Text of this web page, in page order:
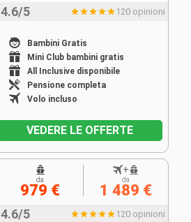
4.6/5 120 opinioni
Bambini Gratis
Mini Club bambini gratis
All Inclusive disponibile
Pensione completa
Volo incluso
VEDERE LE OFFERTE
4.6/5 120 opinioni
da
979 €
+
da
1 489 €